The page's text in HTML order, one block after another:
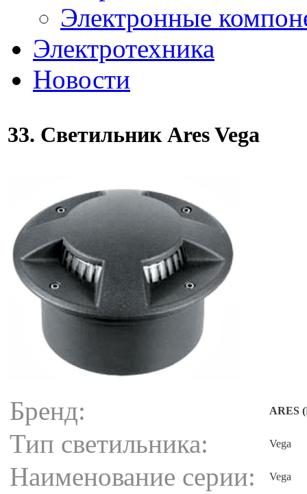
Электронные
Электротехника
Новости
33. Светильник Ares Vega
Бренд: ARES
Тип светильника: Vega
Наименование серии: Vega